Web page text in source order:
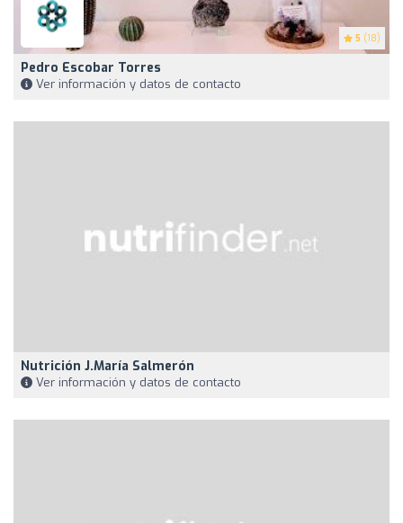
5 (18)
Pedro Escobar Torres
Ver información y datos de contacto
Nutrición J.María Salmerón
Ver información y datos de contacto